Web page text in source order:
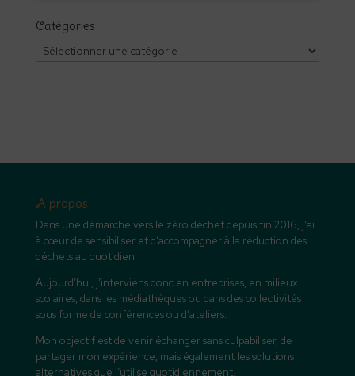
Catégories
Catégories
A propos
Dans une démarche vers le zéro déchet depuis fin 2016, j’ai
à cœur de sensibiliser et d’accompagner à la réduction des
déchets au quotidien.
Aujourd’hui, j’interviens donc en entreprises, en milieux
scolaires, dans les médiathèques ou dans des collectivités
sous forme de conférences ou d’ateliers.
Mon objectif est de venir échanger sans culpabiliser, de
partager mon expérience, mais également les solutions
alternatives que j’utilise quotidiennement.